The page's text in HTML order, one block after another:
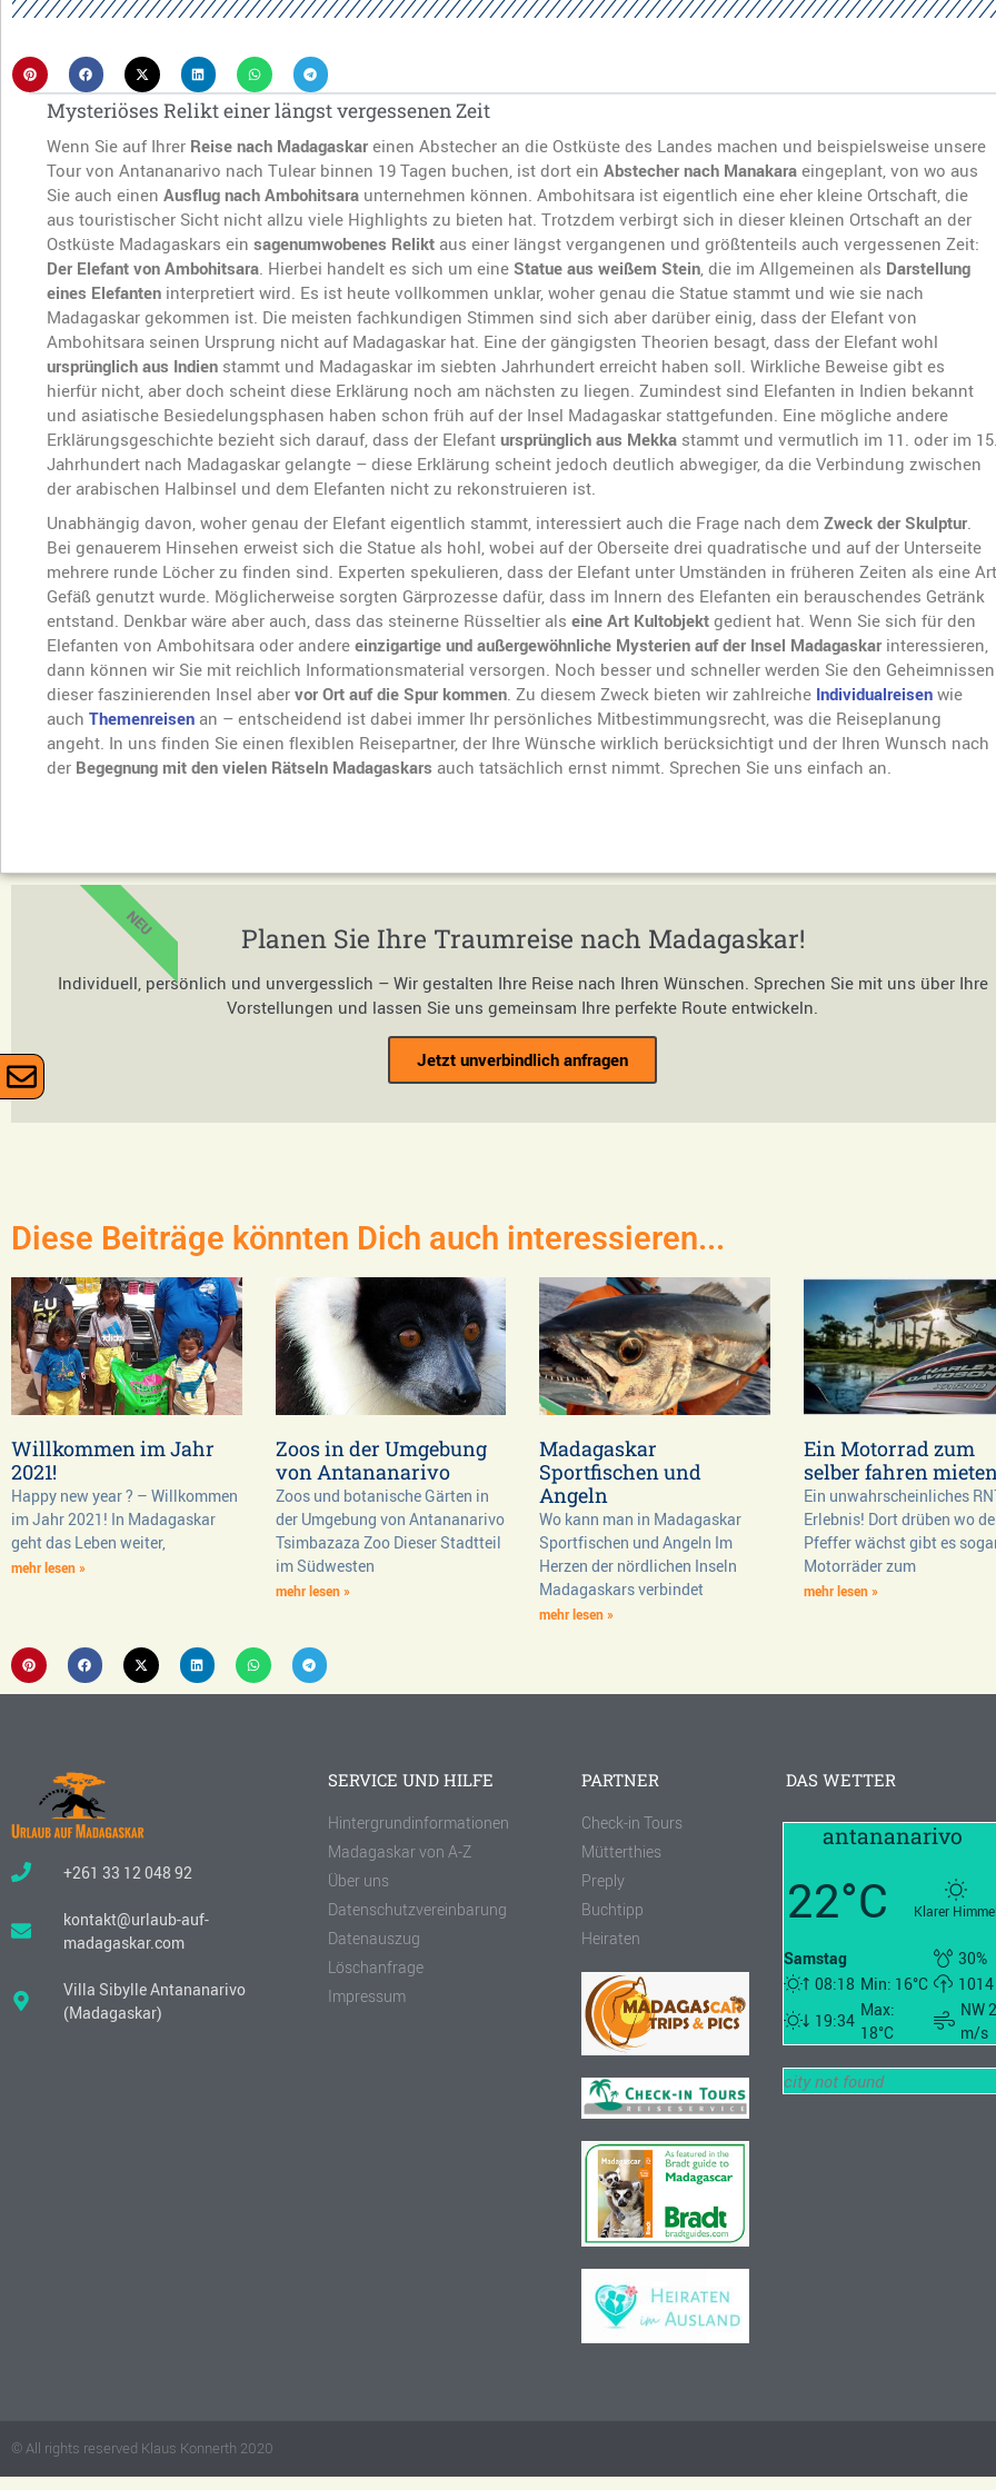
Mysteriöses Relikt einer längst vergessenen Zeit
Wenn Sie auf Ihrer Reise nach Madagaskar einen Abstecher an die Ostküste des Landes machen und beispielsweise unsere
Tour von Antananarivo nach Tulear binnen 19 Tagen buchen, ist dort ein Abstecher nach Manakara eingeplant, von wo aus
Sie auch einen Ausflug nach Ambohitsara unternehmen können. Ambohitsara ist eigentlich eine eher kleine Ortschaft, die
aus touristischer Sicht nicht allzu viele Highlights zu bieten hat. Trotzdem verbirgt sich in dieser kleinen Ortschaft an der
Ostküste Madagaskars ein sagenumwobenes Relikt aus einer längst vergangenen und größtenteils auch vergessenen Zeit:
Der Elefant von Ambohitsara . Hierbei handelt es sich um eine Statue aus weißem Stein , die im Allgemeinen als Darstellung
eines Elefanten interpretiert wird. Es ist heute vollkommen unklar, woher genau die Statue stammt und wie sie nach
Madagaskar gekommen ist. Die meisten fachkundigen Stimmen sind sich aber darüber einig, dass der Elefant von
Ambohitsara seinen Ursprung nicht auf Madagaskar hat. Eine der gängigsten Theorien besagt, dass der Elefant wohl
ursprünglich aus Indien stammt und Madagaskar im siebten Jahrhundert erreicht haben soll. Wirkliche Beweise gibt es
hierfür nicht, aber doch scheint diese Erklärung noch am nächsten zu liegen. Zumindest sind Elefanten in Indien bekannt
und asiatische Besiedelungsphasen haben schon früh auf der Insel Madagaskar stattgefunden. Eine mögliche andere
Erklärungsgeschichte bezieht sich darauf, dass der Elefant ursprünglich aus Mekka stammt und vermutlich im 11. oder im
Jahrhundert nach Madagaskar gelangte – diese Erklärung scheint jedoch deutlich abwegiger, da die Verbindung zwischen
der arabischen Halbinsel und dem Elefanten nicht zu rekonstruieren ist.
Unabhängig davon, woher genau der Elefant eigentlich stammt, interessiert auch die Frage nach dem Zweck der Skulptur
Bei genauerem Hinsehen erweist sich die Statue als hohl, wobei auf der Oberseite drei quadratische und auf der Unterseite
mehrere runde Löcher zu finden sind. Experten spekulieren, dass der Elefant unter Umständen in früheren Zeiten als eine Art
Gefäß genutzt wurde. Möglicherweise sorgten Gärprozesse dafür, dass im Innern des Elefanten ein berauschendes Getränk
entstand. Denkbar wäre aber auch, dass das steinerne Rüsseltier als eine Art Kultobjekt gedient hat. Wenn Sie sich für den
Elefanten von Ambohitsara oder andere einzigartige und außergewöhnliche Mysterien auf der Insel Madagaskar interessieren,
dann können wir Sie mit reichlich Informationsmaterial versorgen. Noch besser und schneller werden Sie den Geheimnissen
dieser faszinierenden Insel aber vor Ort auf die Spur kommen . Zu diesem Zweck bieten wir zahlreiche Individualreisen wie
auch Themenreisen an – entscheidend ist dabei immer Ihr persönliches Mitbestimmungsrecht, was die Reiseplanung
angeht. In uns finden Sie einen flexiblen Reisepartner, der Ihre Wünsche wirklich berücksichtigt und der Ihren Wunsch nach
der Begegnung mit den vielen Rätseln Madagaskars auch tatsächlich ernst nimmt. Sprechen Sie uns einfach an.
Planen Sie Ihre Traumreise nach Madagaskar!
Individuell, persönlich und unvergesslich – Wir gestalten Ihre Reise nach Ihren Wünschen. Sprechen Sie mit uns über Ihre
Vorstellungen und lassen Sie uns gemeinsam Ihre perfekte Route entwickeln.
Jetzt unverbindlich anfragen
NEU
Diese Beiträge könnten Dich auch interessieren...
Willkommen im Jahr
2021!
Happy new year ? – Willkommen
im Jahr 2021! In Madagaskar
geht das Leben weiter,
mehr lesen »
Zoos in der Umgebung
von Antananarivo
Zoos und botanische Gärten in
der Umgebung von Antananarivo
Tsimbazaza Zoo Dieser Stadtteil
im Südwesten
mehr lesen »
Madagaskar
Sportfischen und
Angeln
Wo kann man in Madagaskar
Sportfischen und Angeln Im
Herzen der nördlichen Inseln
Madagaskars verbindet
mehr lesen »
Ein Motorrad zum
selber fahren
Ein unwahrscheinliches
Erlebnis! Dort drüben wo
Pfeffer wächst gibt es
Motorräder zum
mehr lesen »
+261 33 12 048 92
kontakt@urlaub-auf-
madagaskar.com
Villa Sibylle Antananarivo
(Madagaskar)
SERVICE UND HILFE
Hintergrundinformationen
Madagaskar von A-Z
Über uns
Datenschutzvereinbarung
Datenauszug
Löschanfrage
Impressum
PARTNER
Check-in Tours
Mütterthies
Preply
Buchtipp
Heiraten
DAS WETTER
antananarivo
22°C Klarer
Samstag
30%
08:18 Min: 16°C
1014
19:34
Max:
18°C
NW 2
m/s
city not found
© All rights reserved Klaus Konnerth 2020